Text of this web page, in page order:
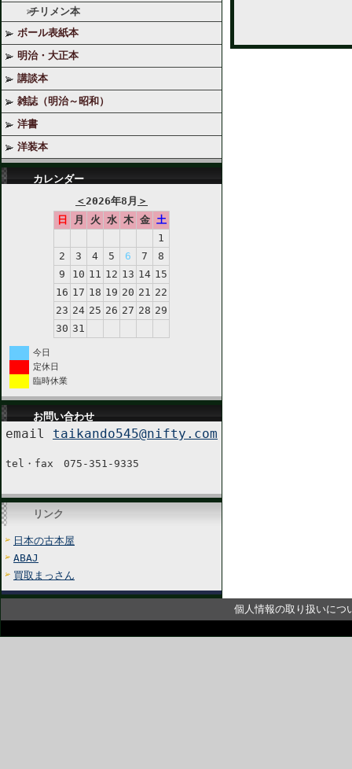
チリメン本
ボール表紙本
明治・大正本
講談本
雑誌（明治～昭和）
洋書
洋装本
カレンダー
＜2026年8月 ＞
日
月 火 水 木 金 土
1
2
3 4 5 6 7
8
9
10 11 12 13 14 15
16 17 18 19 20 21 22
23 24 25 26 27 28 29
30 31
今日
定休日
臨時休業
お問い合わせ
email taikando545@nifty.com
tel・fax 075-351-9335
リンク
日本の古本屋
ABAJ
買取まっさん
個人情報の取り扱いにつ